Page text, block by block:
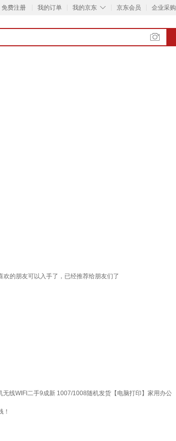
免费注册 我的订单 ◇
我的京东 京东会员 企业采购
的朋友可以入手了，已经推荐给朋友们了
线WIFI二手9成新 1007/1008随机发货【电脑打印】家用办公
！